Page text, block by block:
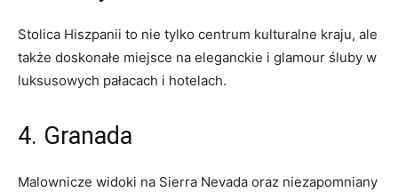
Stolica Hiszpanii to ⁢nie tylko​ centrum kulturalne kraju, ale
​także doskonałe miejsce na eleganckie i glamour śluby ⁤w
luksusowych pałacach i hotelach.
4. Granada
Malownicze widoki na Sierra Nevada oraz niezapomniany